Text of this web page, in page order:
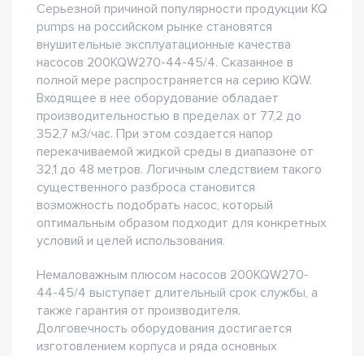
Серьезной причиной популярности продукции KQ
pumps на российском рынке становятся
внушительные эксплуатационные качества
насосов 200KQW270-44-45/4. Сказанное в
полной мере распространяется на серию KQW.
Входящее в нее оборудование обладает
производительностью в пределах от 77,2 до
352,7 м3/час. При этом создается напор
перекачиваемой жидкой среды в диапазоне от
32,1 до 48 метров. Логичным следствием такого
существенного разброса становится
возможность подобрать насос, который
оптимальным образом подходит для конкретных
условий и целей использования.
Немаловажным плюсом насосов 200KQW270-
44-45/4 выступает длительный срок службы, а
также гарантия от производителя.
Долговечность оборудования достигается
изготовлением корпуса и ряда основных